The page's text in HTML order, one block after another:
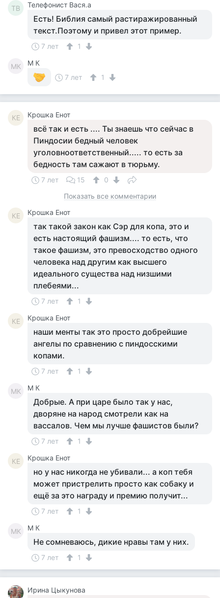
ТВ Телефонист Вася.а
Есть! Библия самый растиражированный
текст.Поэтому и привел этот пример.
7 лет 1
MК
M К
7 лет
1
КЕ Крошка Енот
всё так и есть .... Ты знаешь что сейчас в
Пиндосии бедный человек
уголовноответственный..... то есть за
бедность там сажают в тюрьму.
7 лет 15
0
Показать все комментарии
КЕ Крошка Енот
так такой закон как Сэр для копа, это и
есть настоящий фашизм.... то есть, что
такое фашизм, это превосходство одного
человека над другим как высшего
идеального существа над низшими
плебеями...
7 лет 1
КЕ Крошка Енот
наши менты так это просто добрейшие
ангелы по сравнению с пиндосскими
копами.
7 лет 1
MК M К
Добрые. А при царе было так у нас,
дворяне на народ смотрели как на
вассалов. Чем мы лучше фашистов были?
7 лет 1
КЕ Крошка Енот
но у нас никогда не убивали... а коп тебя
может пристрелить просто как собаку и
ещё за это награду и премию получит...
7 лет 1
MК M К
Не сомневаюсь, дикие нравы там у них.
7 лет 1
Ирина Цыкунова